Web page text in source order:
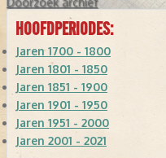
HOOFDPERIODES:
Jaren 1700 - 1800
Jaren 1801 - 1850
Jaren 1851 - 1900
Jaren 1901 - 1950
Jaren 1951 - 2000
Jaren 2001 - 2021